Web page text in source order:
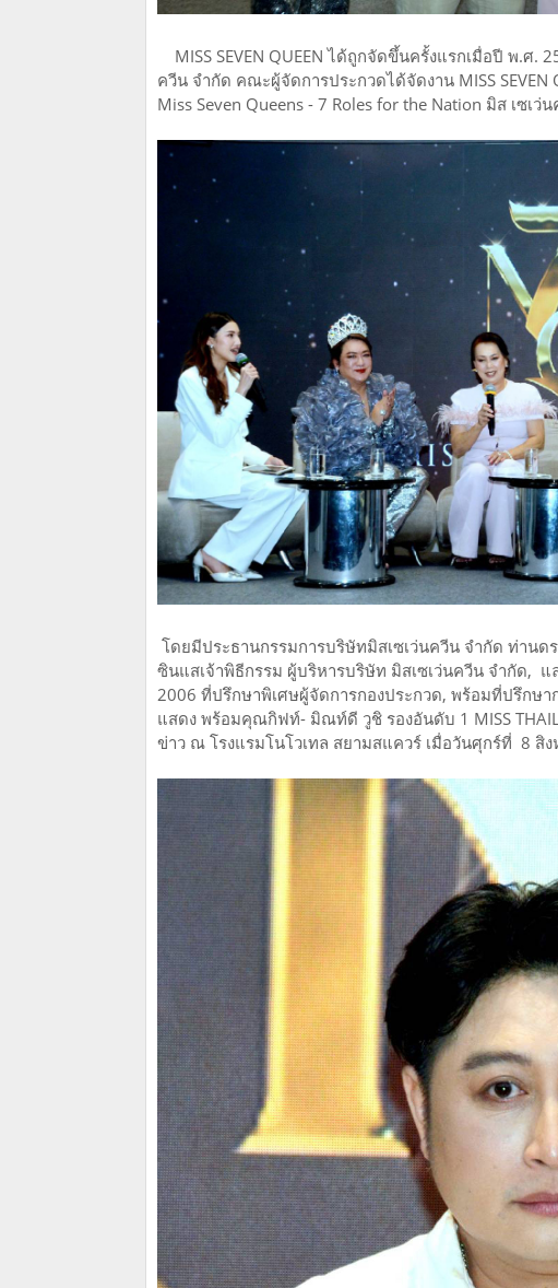
MISS SEVEN QUEEN ได้ถูกจัดขึ้นครั้งแรกเมื่อปี พ.ศ.
ควีน จำกัด คณะผู้จัดการประกวดได้จัดงาน MISS
Miss Seven Queens - 7 Roles for the Nation มิส เซ
โดยมีประธานกรรมการบริษัทมิสเซเว่นควีน จำกัด ท่านด
ซินแสเจ้าพิธีกรรม ผู้บริหารบริษัท มิสเซเว่นควีน จำกัด, แ
2006 ที่ปรึกษาพิเศษผู้จัดการกองประกวด, พร้อมที่ปรึกษ
แสดง พร้อมคุณกิฟท์- มิณท์ดี วูชิ รองอันดับ 1 MISS
ข่าว ณ โรงแรมโนโวเทล สยามสแควร์ เมื่อวันศุกร์ที่ 8 สิ